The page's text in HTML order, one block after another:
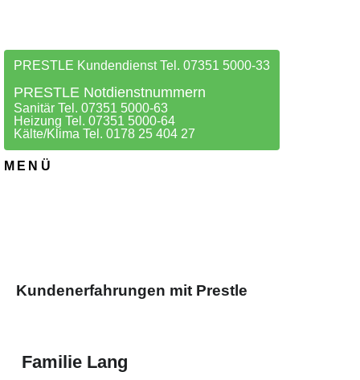
PRESTLE Kundendienst Tel. 07351 5000-33
PRESTLE Notdienstnummern
Sanitär Tel. 07351 5000-63
Heizung Tel. 07351 5000-64
Kälte/Klima Tel. 0178 25 404 27
MENÜ
Kundenerfahrungen mit Prestle
Familie Lang